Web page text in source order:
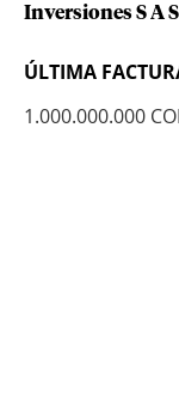
Inversiones S A S
ÚLTIMA
1.000.000.000